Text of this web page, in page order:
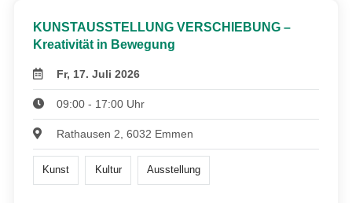
KUNSTAUSSTELLUNG VERSCHIEBUNG –
Kreativität in Bewegung
Fr, 17. Juli 2026
09:00 - 17:00 Uhr
Rathausen 2, 6032 Emmen
Kunst Kultur Ausstellung